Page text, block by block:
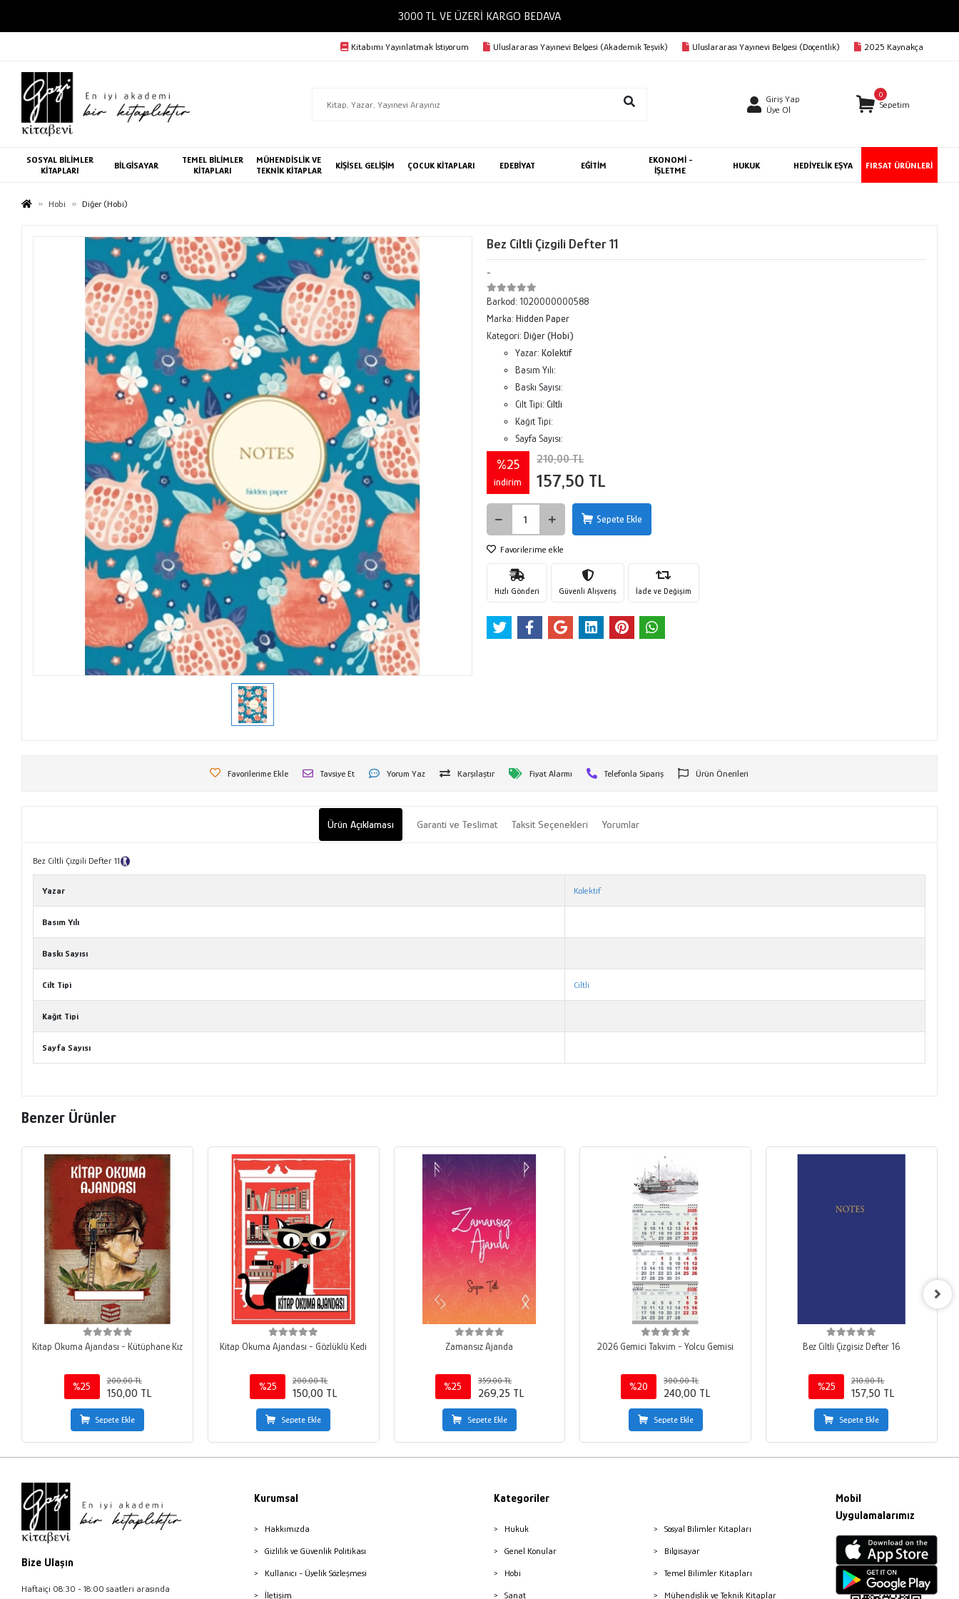
3000 TL VE ÜZERİ KARGO BEDAVA
Kitabımı Yayınlatmak İstiyorum Uluslararası Yayınevi Belgesi (Akademik Teşvik) Uluslararası Yayınevi Belgesi (Doçentlik) 2025 Kaynakça
Giriş Yap
Üye Ol
0
Sepetim
SOSYAL BİLİMLER
KİTAPLARI
BİLGİSAYAR
TEMEL BİLİMLER
KİTAPLARI
MÜHENDİSLİK VE
TEKNİK KİTAPLAR
KİŞİSEL GELİŞİM ÇOCUK KİTAPLARI EDEBİYAT EĞİTİM
EKONOMİ -
İŞLETME
HUKUK HEDİYELİK EŞYA FIRSAT ÜRÜNLERİ
Hobi Diğer (Hobi)
Bez Ciltli Çizgili Defter 11
-
Barkod: 1020000000588
Marka: Hidden Paper
Kategori: Diğer (Hobi)
Yazar: Kolektif
Basım Yılı:
Baskı Sayısı:
Cilt Tipi: Ciltli
Kağıt Tipi:
Sayfa Sayısı:
%25
indirim
210,00 TL
157,50 TL
Sepete Ekle
Favorilerime ekle
Hızlı Gönderi Güvenli Alışveriş İade ve Değişim
Favorilerime Ekle Tavsiye Et Yorum Yaz Karşılaştır Fiyat Alarmı Telefonla Sipariş Ürün Önerileri
Ürün Açıklaması Garanti ve Teslimat Taksit Seçenekleri Yorumlar
Bez Ciltli Çizgili Defter 11
Yazar Kolektif
Basım Yılı
Baskı Sayısı
Cilt Tipi Ciltli
Kağıt Tipi
Sayfa Sayısı
Benzer Ürünler
Kitap Okuma Ajandası - Kütüphane Kız
%25
200,00 TL
150,00 TL
Sepete Ekle
Kitap Okuma Ajandası - Gözlüklü Kedi
%25
200,00 TL
150,00 TL
Sepete Ekle
Zamansız Ajanda
%25
359,00 TL
269,25 TL
Sepete Ekle
2026 Gemici Takvim - Yolcu Gemisi
%20
300,00 TL
240,00 TL
Sepete Ekle
Bez Ciltli Çizgisiz Defter 16
%25
210,00 TL
157,50 TL
Sepete Ekle
Bize Ulaşın
Haftaiçi 08:30 - 18:00 saatleri arasında
Kurumsal
Hakkımızda
Gizlilik ve Güvenlik Politikası
Kullanıcı - Üyelik Sözleşmesi
İletişim
Kategoriler
Hukuk
Genel Konular
Hobi
Sanat
Sosyal Bilimler Kitapları
Bilgisayar
Temel Bilimler Kitapları
Mühendislik ve Teknik Kitaplar
Mobil
Uygulamalarımız